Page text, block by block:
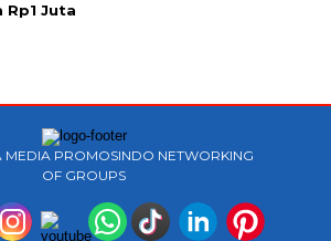
Rp1 Juta
MEDIA PROMOSINDO NETWORKING
OF GROUPS